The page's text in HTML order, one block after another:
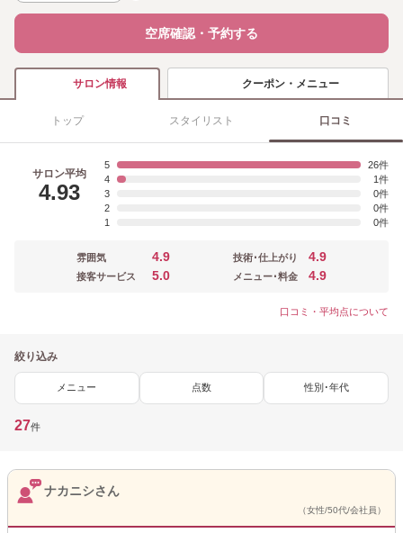
空席確認・予約する
サロン情報 クーポン・メニュー
トップ スタイリスト 口コミ
サロン平均
4.93
5
26
4
1
3
0
2
0
1
0
雰囲気 4.9
接客サービス 5.0
技術･仕上がり 4.9
メニュー･料金 4.9
口コミ・平均点について
絞り込み
メニュー 点数 性別･年代
27件
ナカニシさん
（女性/50代/会社員）